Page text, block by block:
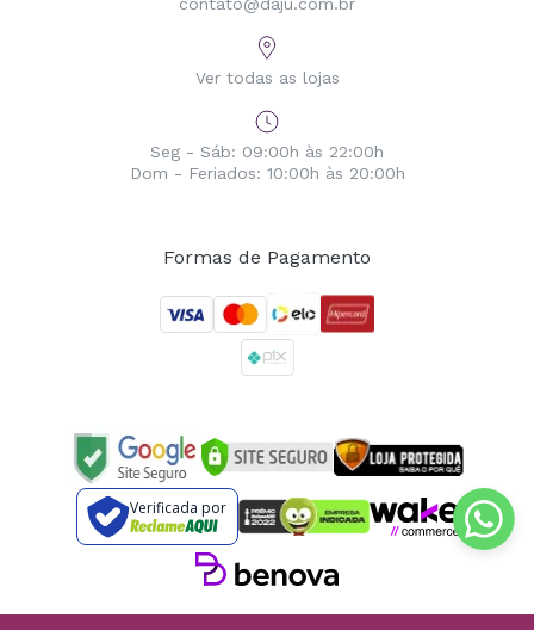
contato@daju.com.br
Ver todas as lojas
Seg - Sáb: 09:00h às 22:00h
Dom - Feriados: 10:00h às 20:00h
Formas de Pagamento
Verificada por